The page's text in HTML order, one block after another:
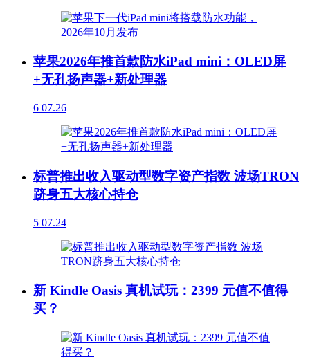
苹果2026年推首款防水iPad mini：OLED屏
+无孔扬声器+新处理器
6 07.26
标普推出收入驱动型数字资产指数 波场TRON
跻身五大核心持仓
5 07.24
新 Kindle Oasis 真机试玩：2399 元值不值得
买？